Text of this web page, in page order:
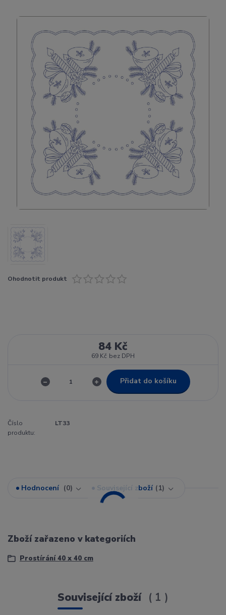
Ohodnotit produkt
84 Kč
69 Kč bez DPH
Přidat do košíku
Číslo
produktu:
LT33
Hodnocení 0 Související zboží 1
Zboží zařazeno v kategoriích
Prostírání 40 x 40 cm
Související zboží 1